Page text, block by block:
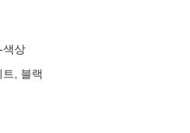
-색상
트
, 블랙